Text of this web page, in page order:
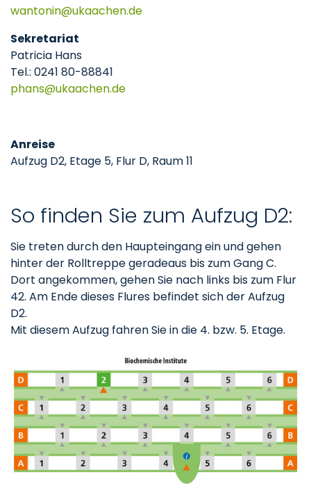
wantonin
ukaachende
Sekretariat
Patricia Hans
Tel.: 0241 80-88841
phans
ukaachende
Anreise
Aufzug D2, Etage 5, Flur D, Raum 11
So finden Sie zum Aufzug D2:
Sie treten durch den Haupteingang ein und gehen
hinter der Rolltreppe geradeaus bis zum Gang C.
Dort angekommen, gehen Sie nach links bis zum Flur
42. Am Ende dieses Flures befindet sich der Aufzug
D2.
Mit diesem Aufzug fahren Sie in die 4. bzw. 5. Etage.